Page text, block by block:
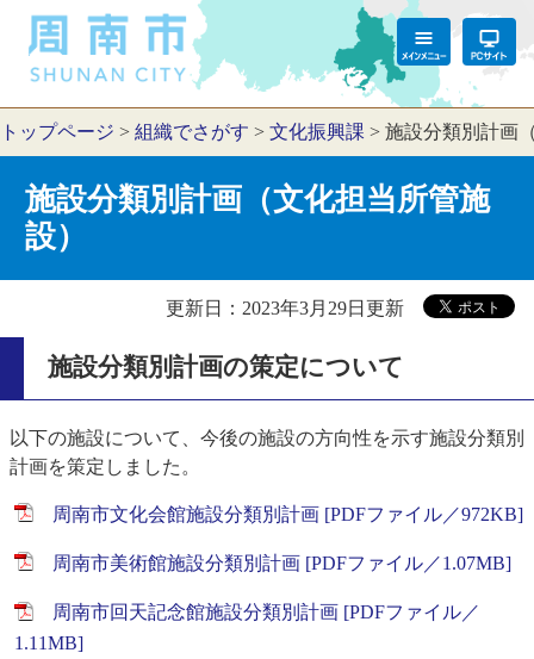
トップページ > 組織でさがす > 文化振興課 > 施設分類別計画
施設分類別計画（文化担当所管施
設）
更新日：2023年3月29日更新
施設分類別計画の策定について
以下の施設について、今後の施設の方向性を示す施設分類別
計画を策定しました。
周南市文化会館施設分類別計画 [PDFファイル／972KB]
周南市美術館施設分類別計画 [PDFファイル／1.07MB]
周南市回天記念館施設分類別計画 [PDFファイル／
1.11MB]